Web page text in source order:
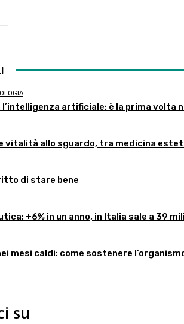
artificiale: è la prima volta
vitalità allo sguardo, tra medicina
di stare bene
+6% in un anno, in Italia sale a 39
mesi caldi: come sostenere
su